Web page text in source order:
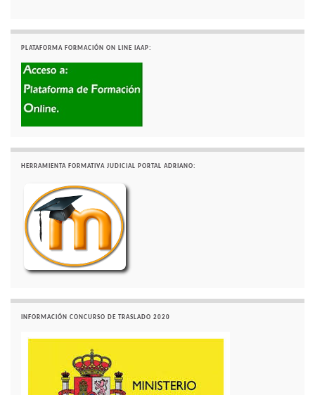
PLATAFORMA FORMACIÓN ON LINE IAAP:
HERRAMIENTA FORMATIVA JUDICIAL PORTAL ADRIANO:
INFORMACIÓN CONCURSO DE TRASLADO 2020